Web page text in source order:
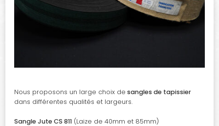
Nous proposons un large choix de sangles de tapissier
dans différentes qualités et largeurs.
Sangle Jute CS 811 (Laize de 40mm et 85mm)